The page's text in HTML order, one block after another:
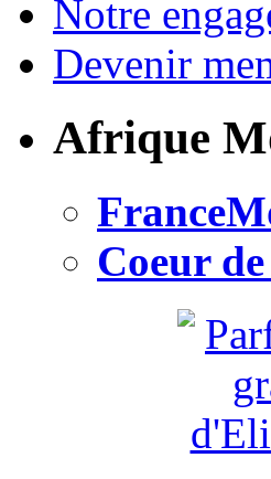
Notre
Devenir
Afrique
Coeur